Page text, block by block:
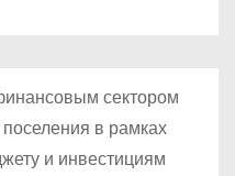
сектором
в рамках
и инвестициям